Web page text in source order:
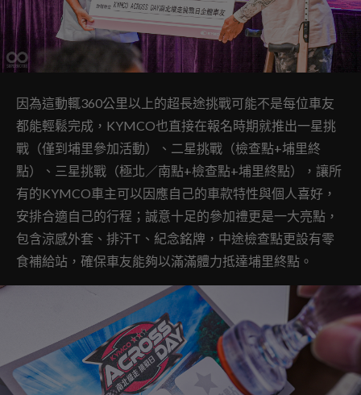
因為這動輒360公里以上的超長途挑戰可能不是每位車友
都能輕鬆完成，KYMCO也直接在報名時期就推出一星挑
戰（僅到埔里參加活動）、二星挑戰（檢查點+埔里終
點）、三星挑戰（極北／南點+檢查點+埔里終點），讓所
有的KYMCO車主可以因應自己的車款特性與個人喜好，
安排合適自己的行程；誠意十足的參加禮更是一大亮點，
包含涼感外套、排汗T、紀念銘牌，中途檢查點更設有零
食補給站，確保車友能夠以滿滿體力抵達埔里終點。